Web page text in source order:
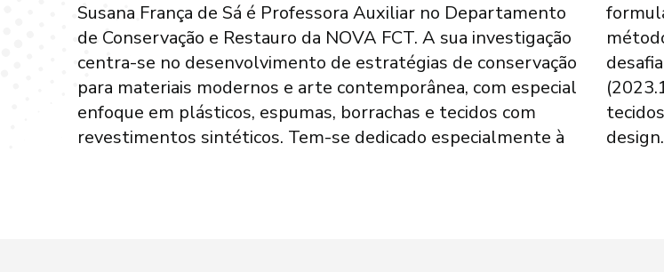
Susana França de Sá é Professora Auxiliar no Departamento
de Conservação e Restauro da NOVA FCT. A sua investigação
centra-se no desenvolvimento de estratégias de conservação
para materiais modernos e arte contemporânea, com especial
enfoque em plásticos, espumas, borrachas e tecidos com
revestimentos sintéticos. Tem-se dedicado especialmente à
formulação de soluções eficazes de conservação preventiva e a
métodos sustentáveis para a preservação destes materiais
desafiantes. Atualmente, coordena o projeto InBloom
(2023.11375.PEX), que investiga o fenómeno de blooming em
tecidos revestidos com poliuretano, em coleções de moda e
design.